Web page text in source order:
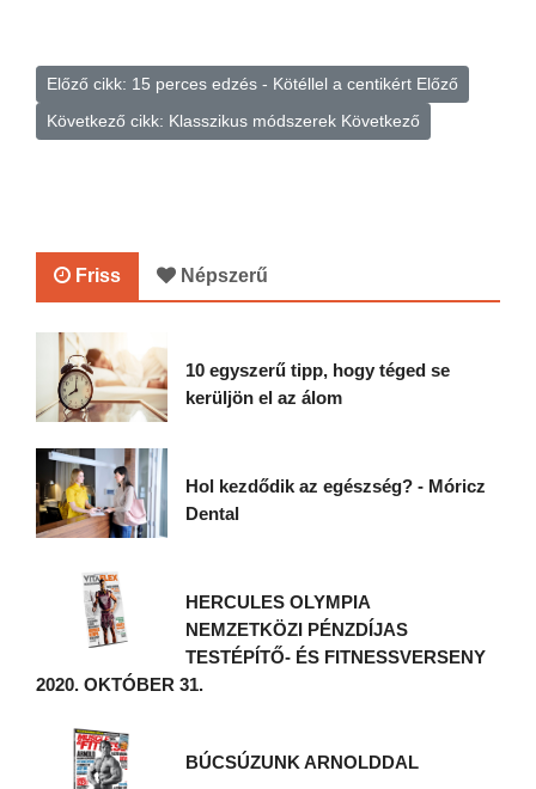
Előző cikk: 15 perces edzés - Kötéllel a centikért Előző
Következő cikk: Klasszikus módszerek Következő
Friss Népszerű
10 egyszerű tipp, hogy téged se
kerüljön el az álom
Hol kezdődik az egészség? - Móricz
Dental
HERCULES OLYMPIA
NEMZETKÖZI PÉNZDÍJAS
TESTÉPÍTŐ- ÉS FITNESSVERSENY
2020. OKTÓBER 31.
BÚCSÚZUNK ARNOLDDAL